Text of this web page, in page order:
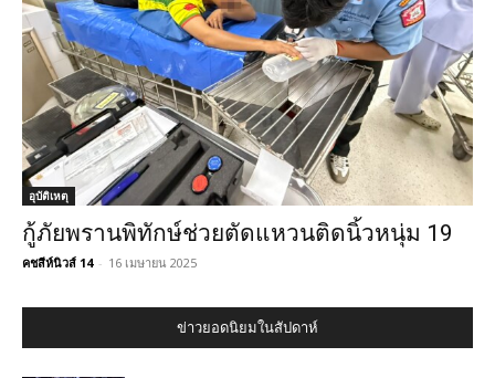
อุบัติเหตุ
กู้ภัยพรานพิทักษ์ช่วยตัดแหวนติดนิ้วหนุ่ม 19
คชสีห์นิวส์ 14 - 16 เมษายน 2025
ข่าวยอดนิยมในสัปดาห์